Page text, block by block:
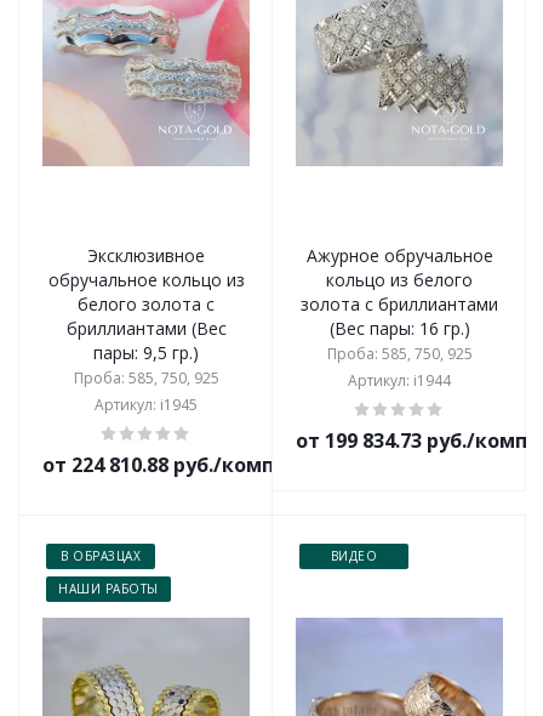
Эксклюзивное
обручальное кольцо из
белого золота с
бриллиантами (Вес
пары: 9,5 гр.)
Проба: 585, 750, 925
Артикул: i1945
от 224 810.88 руб./комплект
Ажурное обручальное
кольцо из белого
золота с бриллиантами
(Вес пары: 16 гр.)
Проба: 585, 750, 925
Артикул: i1944
от 199 834.73 руб./
В ОБРАЗЦАХ
НАШИ РАБОТЫ
ВИДЕО